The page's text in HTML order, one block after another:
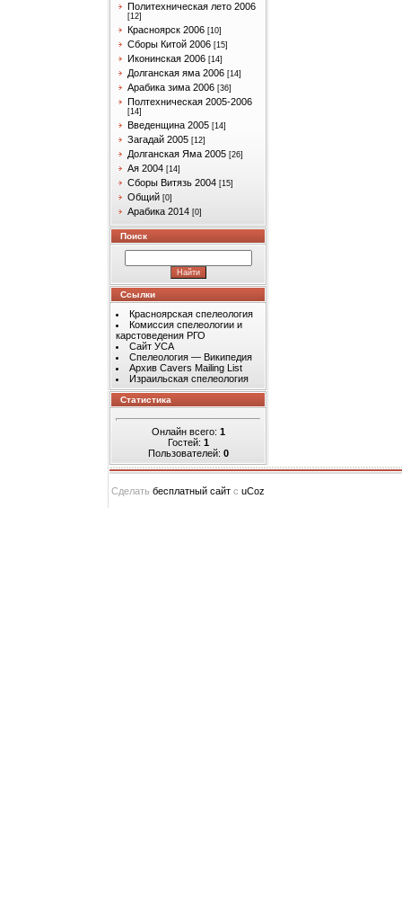
Политехническая лето 2006
[12]
Красноярск 2006 [10]
Сборы Китой 2006 [15]
Иконинская 2006 [14]
Долганская яма 2006 [14]
Арабика зима 2006 [36]
Полтехническая 2005-2006
[14]
Введенщина 2005 [14]
Загадай 2005 [12]
Долганская Яма 2005 [26]
Ая 2004 [14]
Сборы Витязь 2004 [15]
Общий [0]
Арабика 2014 [0]
Поиск
Ссылки
Красноярская спелеология
Комиссия спелеологии и
карстоведения РГО
Сайт УСА
Спелеология — Википедия
Архив Cavers Mailing List
Израильская спелеология
Статистика
Онлайн всего: 1
Гостей: 1
Пользователей: 0
Сделать бесплатный сайт с uCoz